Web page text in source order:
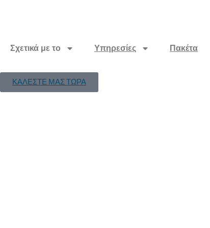
Σχετικά με το Υπηρεσίες Πακέτα
ΚΑΛΕΣΤΕ ΜΑΣ ΤΩΡΑ